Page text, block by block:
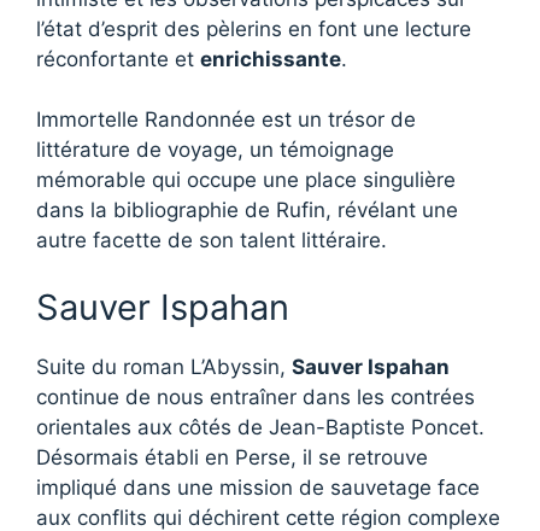
l’état d’esprit des pèlerins en font une lecture
réconfortante et enrichissante.
Immortelle Randonnée est un trésor de
littérature de voyage, un témoignage
mémorable qui occupe une place singulière
dans la bibliographie de Rufin, révélant une
autre facette de son talent littéraire.
Sauver Ispahan
Suite du roman L’Abyssin, Sauver Ispahan
continue de nous entraîner dans les contrées
orientales aux côtés de Jean-Baptiste Poncet.
Désormais établi en Perse, il se retrouve
impliqué dans une mission de sauvetage face
aux conflits qui déchirent cette région complexe